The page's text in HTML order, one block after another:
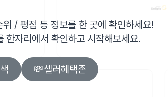
/ 평점 등 정보를 한 곳에 확인하세요!
한자리에서 확인하고 시작해보세요.
💸셀러혜택존